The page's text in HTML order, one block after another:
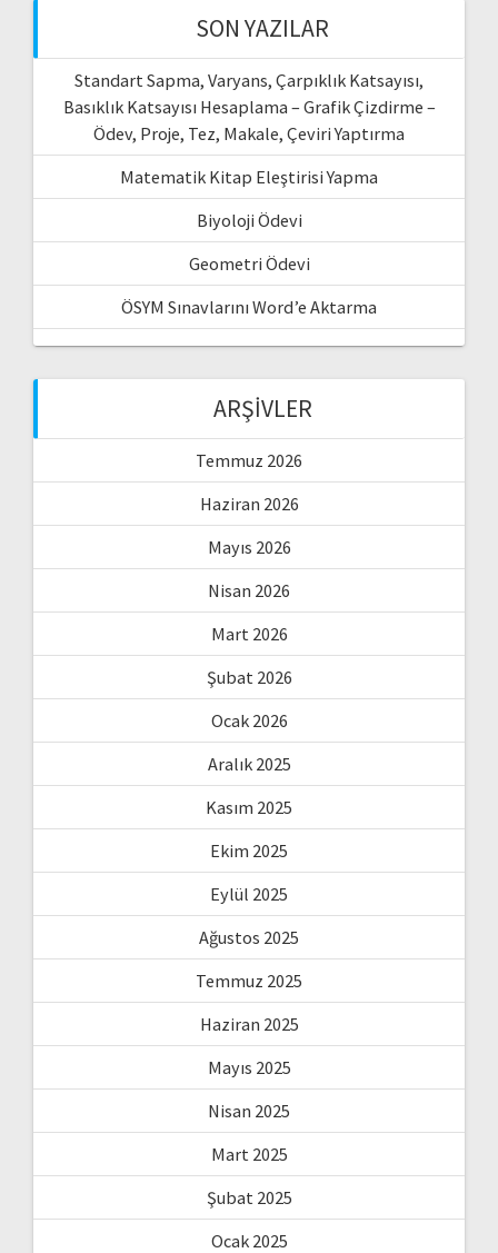
SON YAZILAR
Standart Sapma, Varyans, Çarpıklık Katsayısı,
Basıklık Katsayısı Hesaplama – Grafik Çizdirme –
Ödev, Proje, Tez, Makale, Çeviri Yaptırma
Matematik Kitap Eleştirisi Yapma
Biyoloji Ödevi
Geometri Ödevi
ÖSYM Sınavlarını Word’e Aktarma
ARŞIVLER
Temmuz 2026
Haziran 2026
Mayıs 2026
Nisan 2026
Mart 2026
Şubat 2026
Ocak 2026
Aralık 2025
Kasım 2025
Ekim 2025
Eylül 2025
Ağustos 2025
Temmuz 2025
Haziran 2025
Mayıs 2025
Nisan 2025
Mart 2025
Şubat 2025
Ocak 2025